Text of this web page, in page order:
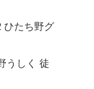
ひたち野グ
うしく 徒